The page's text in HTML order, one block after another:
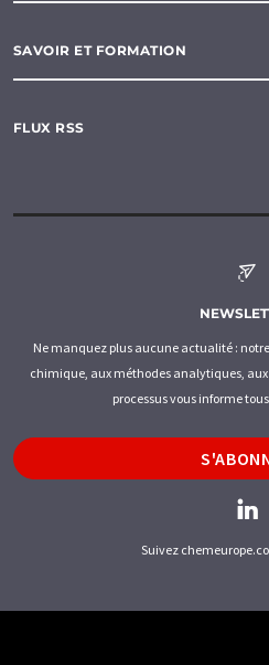
SAVOIR ET FORMATION
FLUX RSS
Ne manquez plus aucune actualité :
chimique, aux méthodes analytiques,
processus vous informe
Suivez